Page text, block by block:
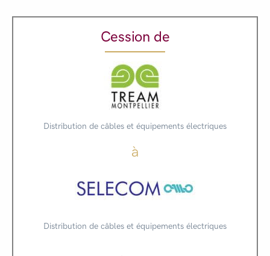
Cession de
Distribution de câbles et équipements électriques
à
Distribution de câbles et équipements électriques